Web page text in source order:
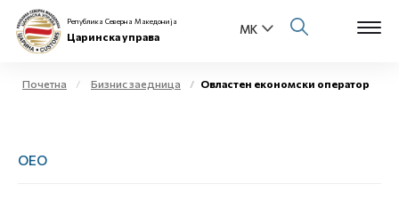
Република Северна Македонија
Царинска управа
Почетна Бизнис заедница Овластен економски оператор
ОЕО